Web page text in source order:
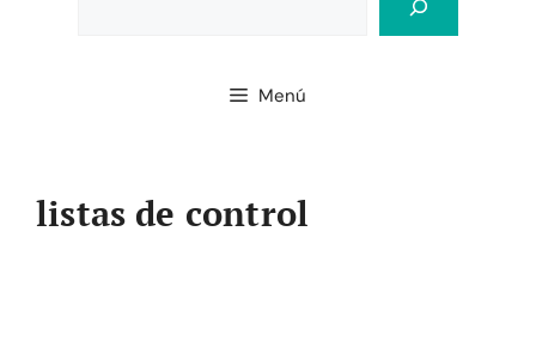
Menú
listas de control